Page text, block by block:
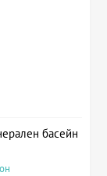
басейн